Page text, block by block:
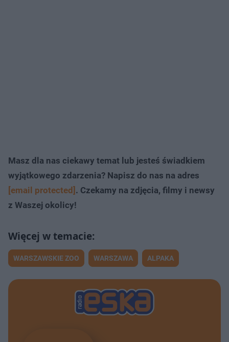
Masz dla nas ciekawy temat lub jesteś świadkiem
wyjątkowego zdarzenia? Napisz do nas na adres
[email protected] . Czekamy na zdjęcia, filmy i newsy
z Waszej okolicy!
WARSZAWSKIE ZOO WARSZAWA ALPAKA